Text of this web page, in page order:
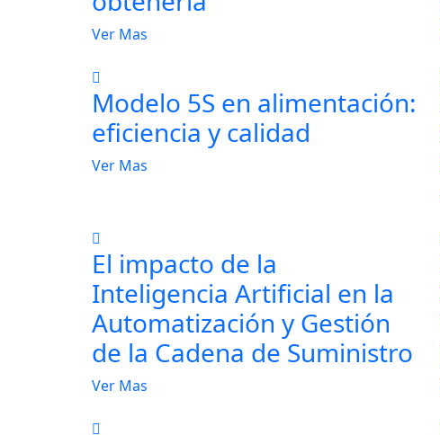
Ver Mas
Modelo 5S en alimentación:
eficiencia y calidad
Ver Mas
El impacto de la
Inteligencia Artificial en la
Automatización y Gestión
de la Cadena de Suministro
Ver Mas